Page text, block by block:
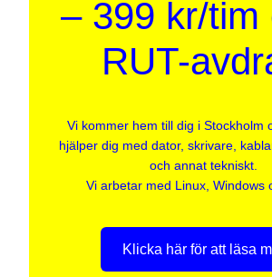
– 399 kr/tim
RUT-
Vi kommer hem till dig i Stockholm
hjälper dig med dator, skrivare,
och annat tekniskt.
Vi arbetar med Linux, Windows
Klicka här för att läsa